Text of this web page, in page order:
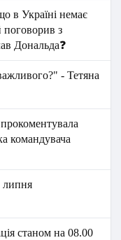
Україні немає
поговорив з
Дональда❓
- Тетяна
командувача
липня
станом на 08.00